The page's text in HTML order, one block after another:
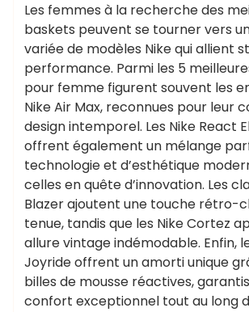
Les femmes à la recherche des
baskets peuvent se tourner vers
variée de modèles Nike qui allient
performance. Parmi les 5
pour femme figurent souvent les
Nike Air Max, reconnues pour leur
design intemporel. Les Nike React
offrent également un mélange
technologie et d’esthétique
celles en quête d’innovation. Les
Blazer ajoutent une touche rétro-
tenue, tandis que les Nike Cortez
allure vintage indémodable. Enfin,
Joyride offrent un amorti unique
billes de mousse réactives,
confort exceptionnel tout au long